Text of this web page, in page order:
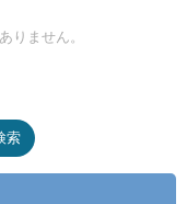
りません。
索